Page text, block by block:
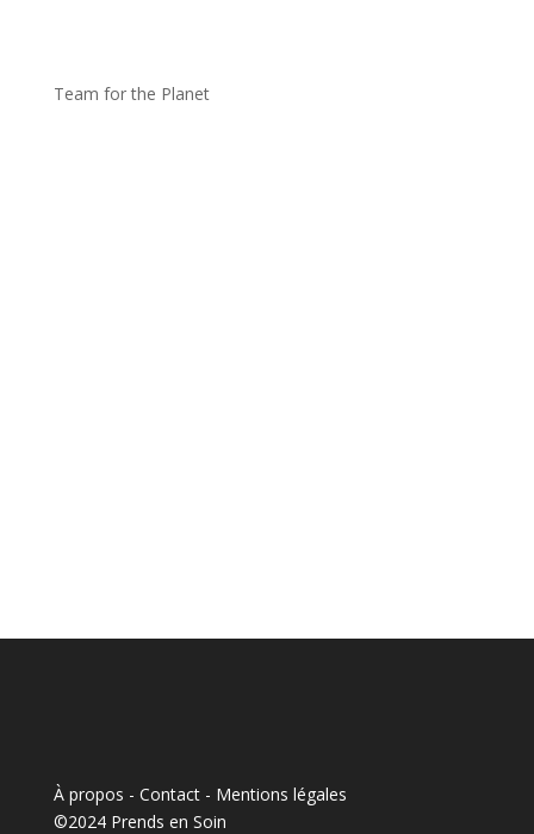
Team for the Planet
À propos - Contact- Mentions légales
©2024 Prends en Soin